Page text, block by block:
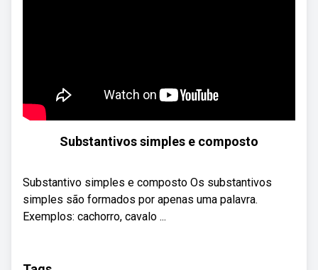
Substantivos simples e composto
Substantivo simples e composto Os substantivos
simples são formados por apenas uma palavra.
Exemplos: cachorro, cavalo ...